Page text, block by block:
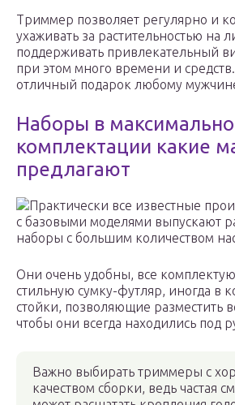
Триммер позволяет регулярно и
ухаживать за растительностью на
поддерживать привлекательный
при этом много времени и
отличный подарок любому
Наборы в
комплектации какие
предлагают
Практически все известные
с базовыми моделями выпускают
наборы с большим количеством
Они очень удобны, все
стильную сумку-футляр, иногда в
стойки, позволяющие разместить
чтобы они всегда находились под
Важно выбирать триммеры с
качеством сборки, ведь частая